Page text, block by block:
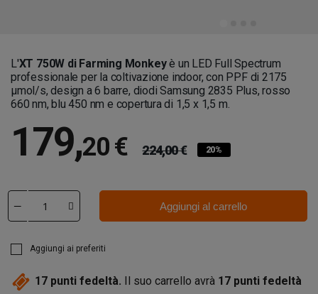
L'XT 750W di Farming Monkeyè un LED Full Spectrum
professionale per la coltivazione indoor, con PPF di 2175
μmol/s, design a 6 barre, diodi Samsung 2835 Plus, rosso
660 nm, blu 450 nm e copertura di 1,5 x 1,5 m.
179,20 € 224,00 € 20%
Aggiungi al carrello
Aggiungi ai preferiti
17 punti fedeltà. Il suo carrello avrà 17 punti fedeltà